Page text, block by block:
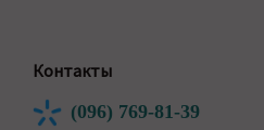
Контакты
(096) 769-81-39